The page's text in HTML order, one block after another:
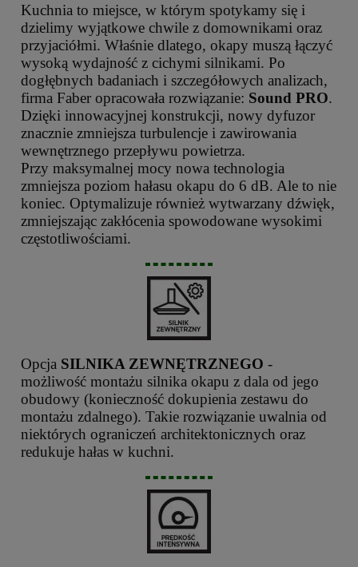
Kuchnia to miejsce, w którym spotykamy się i
dzielimy wyjątkowe chwile z domownikami oraz
przyjaciółmi. Właśnie dlatego, okapy muszą łączyć
wysoką wydajność z cichymi silnikami. Po
dogłębnych badaniach i szczegółowych analizach,
firma Faber opracowała rozwiązanie: Sound PRO.
Dzięki innowacyjnej konstrukcji, nowy dyfuzor
znacznie zmniejsza turbulencje i zawirowania
wewnętrznego przepływu powietrza.
Przy maksymalnej mocy nowa technologia
zmniejsza poziom hałasu okapu do 6 dB. Ale to nie
koniec. Optymalizuje również wytwarzany dźwięk,
zmniejszając zakłócenia spowodowane wysokimi
częstotliwościami.
Opcja SILNIKA ZEWNĘTRZNEGO -
możliwość montażu silnika okapu z dala od jego
obudowy (konieczność dokupienia zestawu do
montażu zdalnego). Takie rozwiązanie uwalnia od
niektórych ograniczeń architektonicznych oraz
redukuje hałas w kuchni.